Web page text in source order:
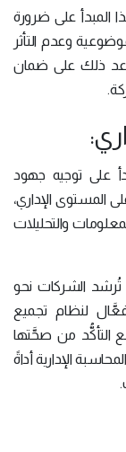
المبدأ على ضرورة
وعدم التأثر
ذلك على ضمان
على توجيه جهود
المستوى الإداري،
والتحليلات
تُرشد الشركات نحو
لنظام تجميع
التأكُّد من صحَّتها
الإدارية أداةً